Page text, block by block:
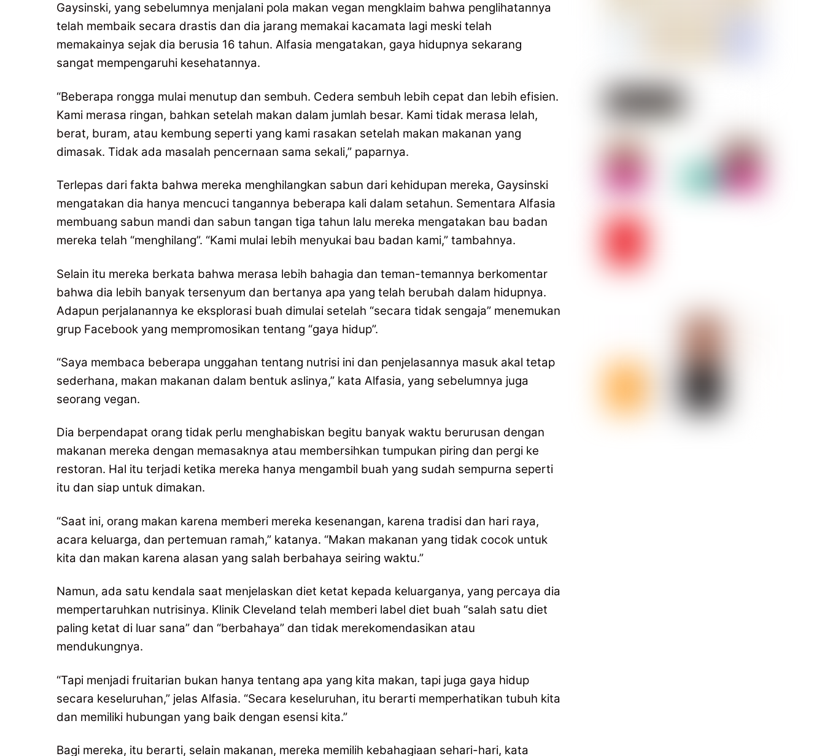
Gaysinski, yang sebelumnya menjalani pola makan vegan mengklaim bahwa penglihatannya
telah membaik secara drastis dan dia jarang memakai kacamata lagi meski telah
memakainya sejak dia berusia 16 tahun. Alfasia mengatakan, gaya hidupnya sekarang
sangat mempengaruhi kesehatannya.
“Beberapa rongga mulai menutup dan sembuh. Cedera sembuh lebih cepat dan lebih efisien.
Kami merasa ringan, bahkan setelah makan dalam jumlah besar. Kami tidak merasa lelah,
berat, buram, atau kembung seperti yang kami rasakan setelah makan makanan yang
dimasak. Tidak ada masalah pencernaan sama sekali,” paparnya.
Terlepas dari fakta bahwa mereka menghilangkan sabun dari kehidupan mereka, Gaysinski
mengatakan dia hanya mencuci tangannya beberapa kali dalam setahun. Sementara Alfasia
membuang sabun mandi dan sabun tangan tiga tahun lalu mereka mengatakan bau badan
mereka telah “menghilang”. “Kami mulai lebih menyukai bau badan kami,” tambahnya.
Selain itu mereka berkata bahwa merasa lebih bahagia dan teman-temannya berkomentar
bahwa dia lebih banyak tersenyum dan bertanya apa yang telah berubah dalam hidupnya.
Adapun perjalanannya ke eksplorasi buah dimulai setelah “secara tidak sengaja” menemukan
grup Facebook yang mempromosikan tentang “gaya hidup”.
“Saya membaca beberapa unggahan tentang nutrisi ini dan penjelasannya masuk akal tetap
sederhana, makan makanan dalam bentuk aslinya,” kata Alfasia, yang sebelumnya juga
seorang vegan.
Dia berpendapat orang tidak perlu menghabiskan begitu banyak waktu berurusan dengan
makanan mereka dengan memasaknya atau membersihkan tumpukan piring dan pergi ke
restoran. Hal itu terjadi ketika mereka hanya mengambil buah yang sudah sempurna seperti
itu dan siap untuk dimakan.
“Saat ini, orang makan karena memberi mereka kesenangan, karena tradisi dan hari raya,
acara keluarga, dan pertemuan ramah,” katanya. “Makan makanan yang tidak cocok untuk
kita dan makan karena alasan yang salah berbahaya seiring waktu.”
Namun, ada satu kendala saat menjelaskan diet ketat kepada keluarganya, yang percaya dia
mempertaruhkan nutrisinya. Klinik Cleveland telah memberi label diet buah “salah satu diet
paling ketat di luar sana” dan “berbahaya” dan tidak merekomendasikan atau
mendukungnya.
“Tapi menjadi fruitarian bukan hanya tentang apa yang kita makan, tapi juga gaya hidup
secara keseluruhan,” jelas Alfasia. “Secara keseluruhan, itu berarti memperhatikan tubuh kita
dan memiliki hubungan yang baik dengan esensi kita.”
Bagi mereka, itu berarti, selain makanan, mereka memilih kebahagiaan sehari-hari, kata